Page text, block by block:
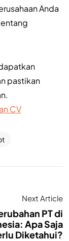
Anda
pastikan
CV
Next Article
PT di
Apa Saja
Diketahui?